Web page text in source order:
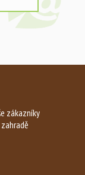
zákazníky